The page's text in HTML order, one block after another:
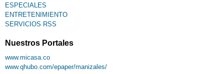
ESPECIALES
ENTRETENIMIENTO
SERVICIOS RSS
Nuestros Portales
www.micasa.co
www.qhubo.com/epaper/manizales/